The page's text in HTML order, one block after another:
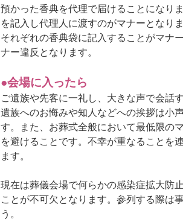
預かった香典を代理で届けることになり
を記入し代理人に渡すのがマナーとなり
それぞれの香典袋に記入することがマナ
ナー違反となります。
●会場に入ったら
ご遺族や先客に一礼し、大きな声で会話
遺族へのお悔みや知人などへの挨拶は小
す。また、お葬式全般において最低限の
を避けることです。不幸が重なることを
ます。
現在は葬儀会場で何らかの感染症拡大防
ことが不可欠となります。参列する際は
う。